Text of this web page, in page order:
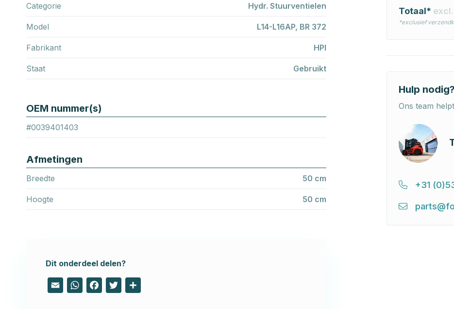
Totaal*
*exclusief
Hulp nodig?
Ons team
+31
Categorie Hydr. Stuurventielen
Model L14-L16AP, BR 372
Fabrikant HPI
Staat Gebruikt
OEM nummer(s)
#0039401403
Afmetingen
Breedte 50 cm
Hoogte 50 cm
Dit onderdeel delen?
Email WhatsApp
FacebookTwitter